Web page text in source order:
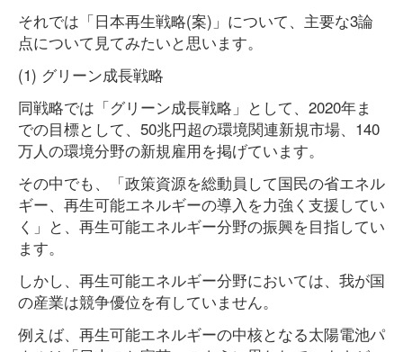
それでは「日本再生戦略(案)」について、主要な3論
点について見てみたいと思います。
(1) グリーン成長戦略
同戦略では「グリーン成長戦略」として、2020年ま
での目標として、50兆円超の環境関連新規市場、140
万人の環境分野の新規雇用を掲げています。
その中でも、「政策資源を総動員して国民の省エネル
ギー、再生可能エネルギーの導入を力強く支援してい
く」と、再生可能エネルギー分野の振興を目指してい
ます。
しかし、再生可能エネルギー分野においては、我が国
の産業は競争優位を有していません。
例えば、再生可能エネルギーの中核となる太陽電池パ